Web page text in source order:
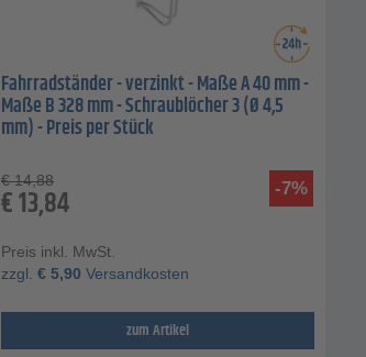
Fahrradständer - verzinkt - Maße A 40 mm -
Maße B 328 mm - Schraublöcher 3 (Ø 4,5
mm) - Preis per Stück
-7%
€ 14,88
€13,84
Preis inkl. MwSt.
zzgl. € 5,90 Versandkosten
zum Artikel